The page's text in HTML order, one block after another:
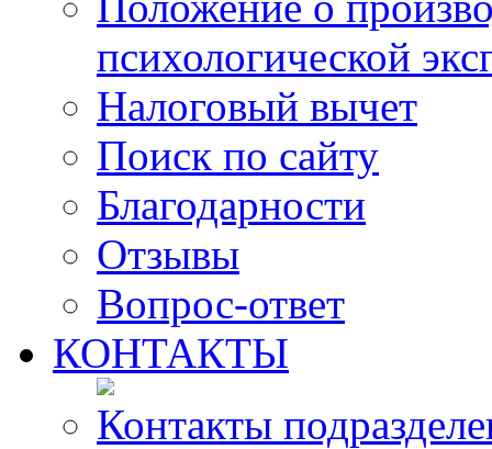
психологической
Налоговый вычет
Поиск по сайту
Благодарности
Отзывы
Вопрос-ответ
КОНТАКТЫ
Контакты